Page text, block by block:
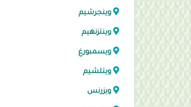
وينجرشيم
وينتزنهيم
ويسمبورغ
ويتلشيم
ويزرنس